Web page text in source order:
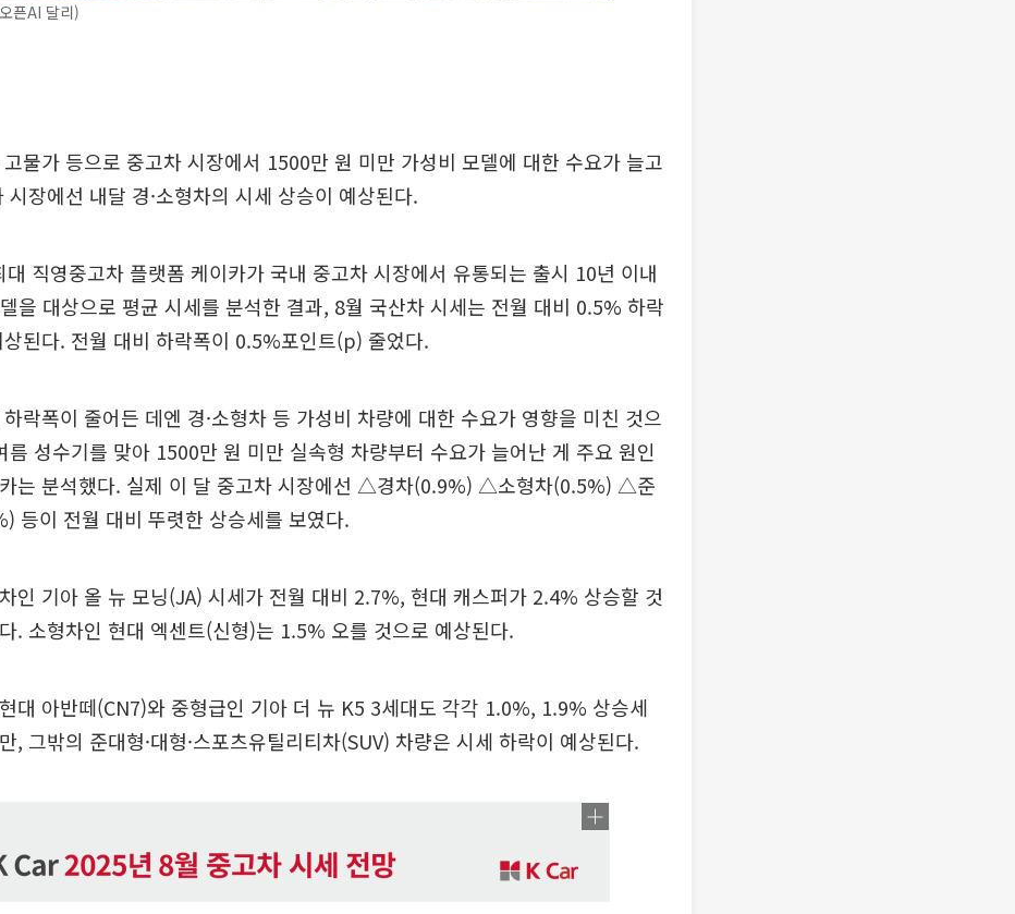
픈AI 달리)
물가 등으로 중고차 시장에서 1500만 원 미만 가성비 모델에 대한 수요가 늘고
시장에선 내달 경·소형차의 시세 상승이 예상된다.
대 직영중고차 플랫폼 케이카가 국내 중고차 시장에서 유통되는 출시 10년 이내
을 대상으로 평균 시세를 분석한 결과, 8월 국산차 시세는 전월 대비 0.5% 하락
된다. 전월 대비 하락폭이 0.5%포인트(p) 줄었다.
락폭이 줄어든 데엔 경·소형차 등 가성비 차량에 대한 수요가 영향을 미친 것으
름 성수기를 맞아 1500만 원 미만 실속형 차량부터 수요가 늘어난 게 주요 원인
는 분석했다. 실제 이 달 중고차 시장에선 △경차(0.9%) △소형차(0.5%) △준
등이 전월 대비 뚜렷한 상승세를 보였다.
인 기아 올 뉴 모닝(JA) 시세가 전월 대비 2.7%, 현대 캐스퍼가 2.4% 상승할 것
. 소형차인 현대 엑센트(신형)는 1.5% 오를 것으로 예상된다.
대 아반떼(CN7)와 중형급인 기아 더 뉴 K5 3세대도 각각 1.0%, 1.9% 상승세
, 그밖의 준대형·대형·스포츠유틸리티차(SUV) 차량은 시세 하락이 예상된다.